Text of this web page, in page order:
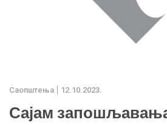
Саопштења 12.10.2023.
Сајам